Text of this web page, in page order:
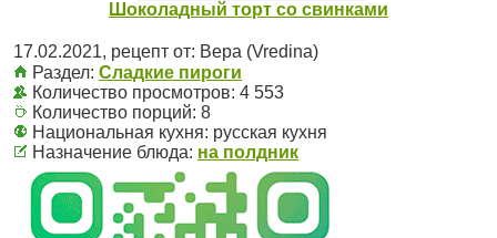
Шоколадный торт со свинками
17.02.2021, рецепт от: Вера (Vredina)
Раздел: Сладкие пироги
Количество просмотров: 4 553
Количество порций: 8
Национальная кухня: русская кухня
Назначение блюда: на полдник